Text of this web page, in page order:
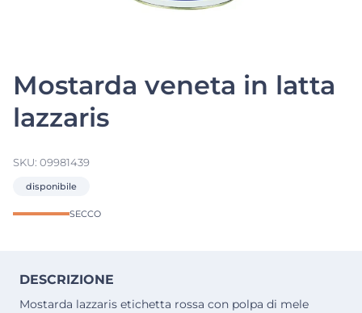
Mostarda veneta in latta
lazzaris
SKU: 09981439
disponibile
SECCO
DESCRIZIONE
Mostarda lazzaris etichetta rossa con polpa di mele